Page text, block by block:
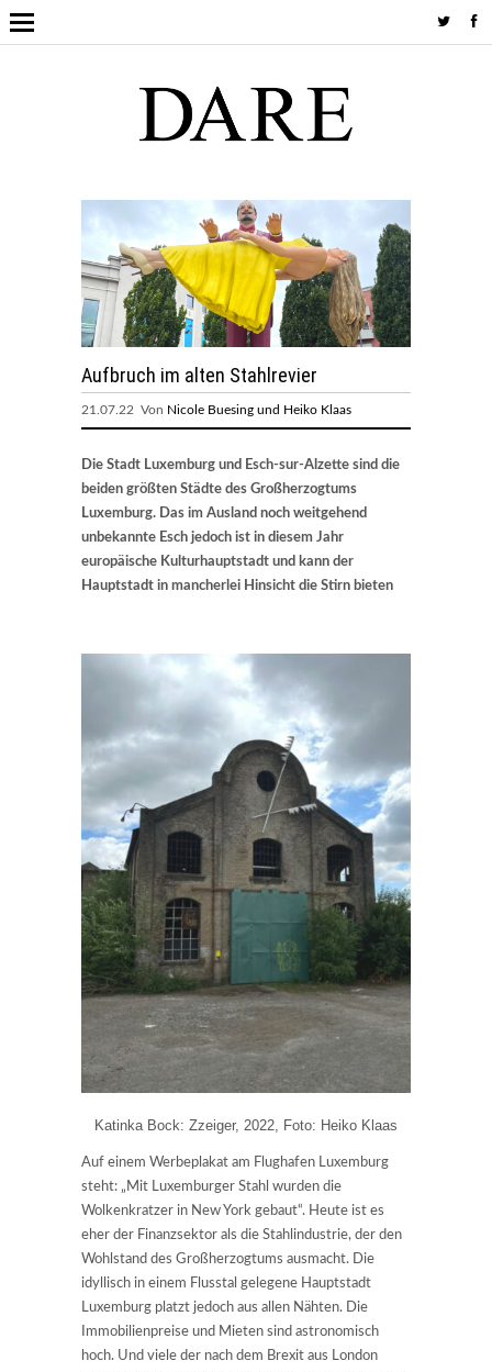
Aufbruch im alten Stahlrevier
21.07.22 Von Nicole Buesing und Heiko Klaas
Die Stadt Luxemburg und Esch-sur-Alzette sind die
beiden größten Städte des Großherzogtums
Luxemburg. Das im Ausland noch weitgehend
unbekannte Esch jedoch ist in diesem Jahr
europäische Kulturhauptstadt und kann der
Hauptstadt in mancherlei Hinsicht die Stirn bieten
Katinka Bock: Zzeiger, 2022, Foto: Heiko Klaas
Auf einem Werbeplakat am Flughafen Luxemburg
steht: „Mit Luxemburger Stahl wurden die
Wolkenkratzer in New York gebaut“. Heute ist es
eher der Finanzsektor als die Stahlindustrie, der den
Wohlstand des Großherzogtums ausmacht. Die
idyllisch in einem Flusstal gelegene Hauptstadt
Luxemburg platzt jedoch aus allen Nähten. Die
Immobilienpreise und Mieten sind astronomisch
hoch. Und viele der nach dem Brexit aus London